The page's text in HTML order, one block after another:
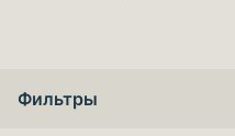
Фильтры